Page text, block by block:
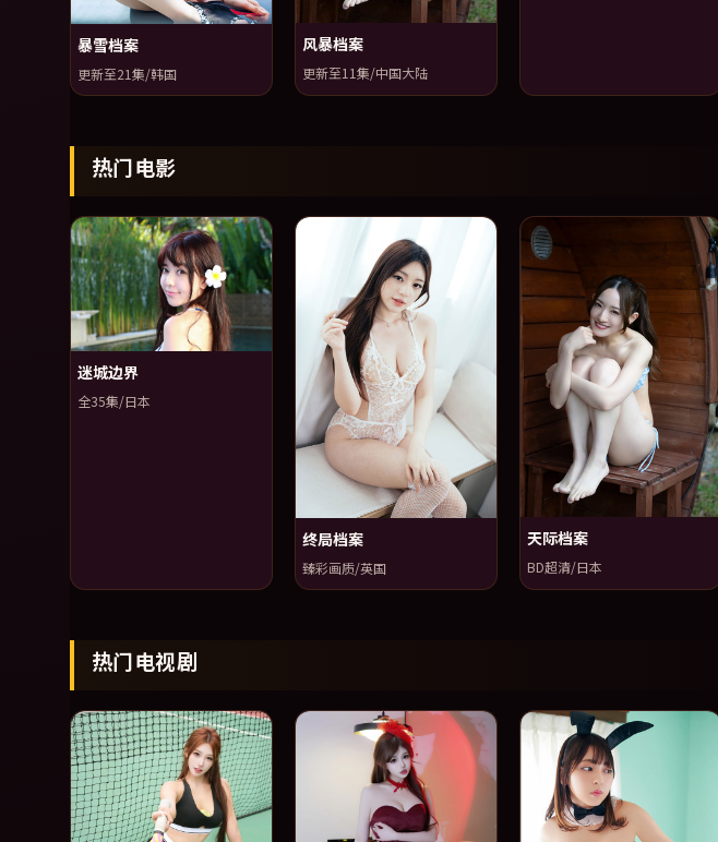
暴雪档案
更新至21集/韩国
风暴档案
更新至11集/中国大陆
热门电影
迷城边界
全35集/日本
终局档案
臻彩画质/英国
天际档案
BD超清/日本
热门电视剧